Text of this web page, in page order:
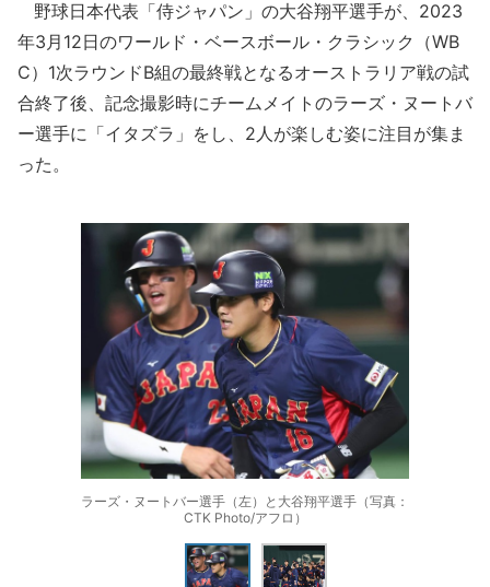
野球日本代表「侍ジャパン」の大谷翔平選手が、2023
年3月12日のワールド・ベースボール・クラシック（WB
C）1次ラウンドB組の最終戦となるオーストラリア戦の試
合終了後、記念撮影時にチームメイトのラーズ・ヌートバ
ー選手に「イタズラ」をし、2人が楽しむ姿に注目が集ま
った。
ラーズ・ヌートバー選手（左）と大谷翔平選手（写真：
CTK Photo/アフロ）